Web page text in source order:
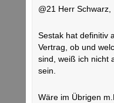
@21 Herr Schwarz,
Sestak hat definitiv
Vertrag, ob und
sind, weiß ich nicht
sein.
Wäre im Übrigen